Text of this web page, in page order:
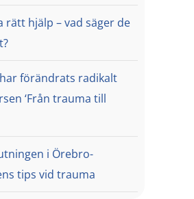
rätt hjälp – vad säger de
förändrats radikalt
‘Från trauma till
i Örebro-
tips vid trauma